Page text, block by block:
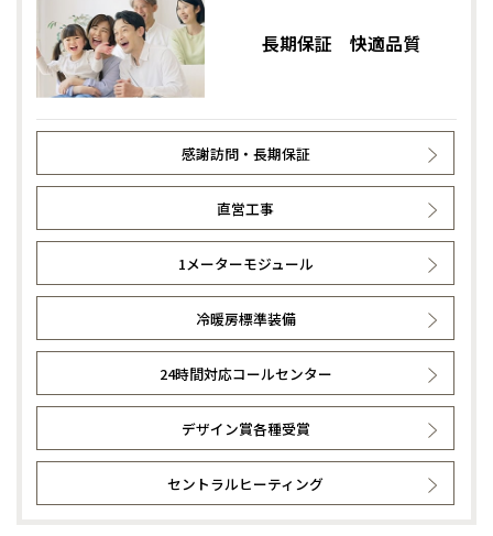
長期保証 快適品質
感謝訪問・長期保証
直営工事
1メーターモジュール
冷暖房標準装備
24時間対応コールセンター
デザイン賞各種受賞
セントラルヒーティング